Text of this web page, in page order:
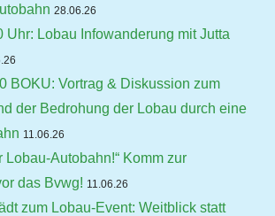
28.06.26
Uhr: Lobau Infowanderung mit Jutta
BOKU: Vortrag & Diskussion zum
der Bedrohung der Lobau durch eine
11.06.26
Lobau-Autobahn!“ Komm zur
das Bvwg! 11.06.26
zum Lobau-Event: Weitblick statt